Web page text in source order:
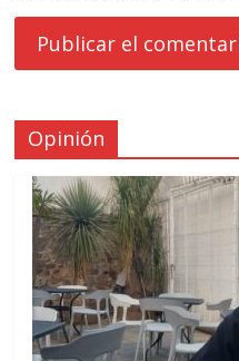
Opinión